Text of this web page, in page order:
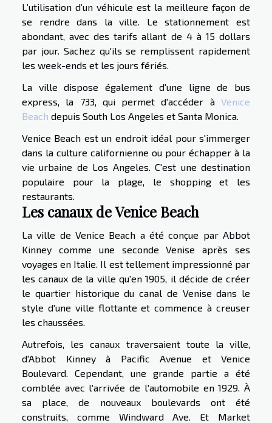
L’utilisation d’un véhicule est la meilleure façon de
se rendre dans la ville. Le stationnement est
abondant, avec des tarifs allant de 4 à 15 dollars
par jour. Sachez qu'ils se remplissent rapidement
les week-ends et les jours fériés.
La ville dispose également d'une ligne de bus
express, la 733, qui permet d'accéder à Venice
Beach depuis South Los Angeles et Santa Monica.
Venice Beach est un endroit idéal pour s'immerger
dans la culture californienne ou pour échapper à la
vie urbaine de Los Angeles. C'est une destination
populaire pour la plage, le shopping et les
restaurants.
Les canaux de Venice Beach
La ville de Venice Beach a été conçue par Abbot
Kinney comme une seconde Venise après ses
voyages en Italie. Il est tellement impressionné par
les canaux de la ville qu'en 1905, il décide de créer
le quartier historique du canal de Venise dans le
style d'une ville flottante et commence à creuser
les chaussées.
Autrefois, les canaux traversaient toute la ville,
d'Abbot Kinney à Pacific Avenue et Venice
Boulevard. Cependant, une grande partie a été
comblée avec l'arrivée de l'automobile en 1929. À
sa place, de nouveaux boulevards ont été
construits, comme Windward Ave. Et Market